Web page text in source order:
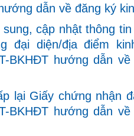
dẫn về đăng ký
cập nhật thông
đại diện/địa điểm
BKHĐT hướng dẫn
lại Giấy chứng nhận
BKHĐT hướng dẫn